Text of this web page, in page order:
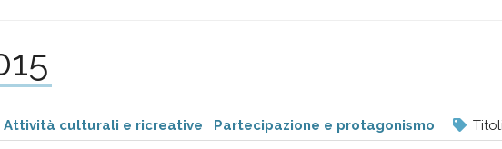
Attività culturali e ricreative Partecipazione e protagonismo